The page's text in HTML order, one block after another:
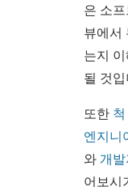
은 소
뷰에서
는지
될 것
또한
엔지니
와 개
어보시